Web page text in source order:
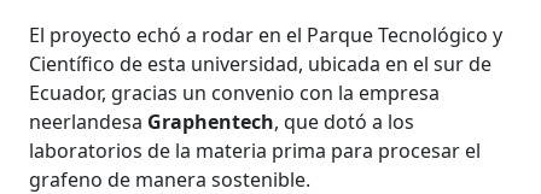
El proyecto echó a rodar en el Parque Tecnológico y
Científico de esta universidad, ubicada en el sur de
Ecuador, gracias un convenio con la empresa
neerlandesa Graphentech, que dotó a los
laboratorios de la materia prima para procesar el
grafeno de manera sostenible.